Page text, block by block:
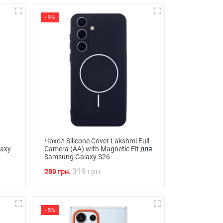
- 9%
Чохол Silicone Cover Lakshmi Full
Camera (AA) with Magnetic Fit для
Samsung Galaxy S26
289 грн. 319 грн.
- 5%